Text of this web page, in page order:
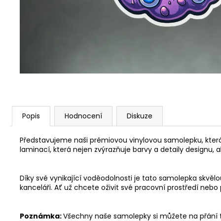
Popis Hodnocení Diskuze
Představujeme naši prémiovou vinylovou samolepku,
laminací, která nejen zvýrazňuje barvy a detaily
Díky své vynikající voděodolnosti je tato samolepka
kanceláři. Ať už chcete oživit své pracovní prostředí
Poznámka:Všechny naše samolepky si můžete na